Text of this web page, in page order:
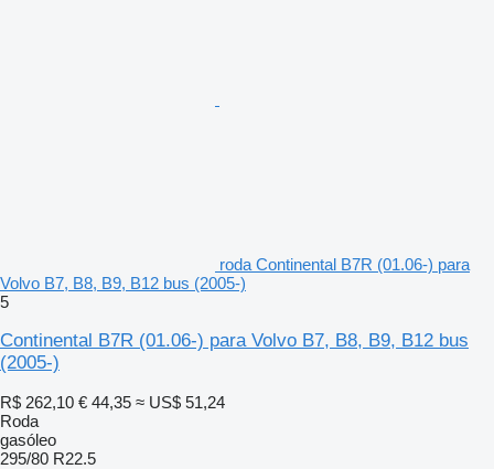
roda Continental B7R (01.06-) para
Volvo B7, B8, B9, B12 bus (2005-)
5
Continental B7R (01.06-) para Volvo B7, B8, B9, B12 bus
(2005-)
R$ 262,10 € 44,35 ≈ US$ 51,24
Roda
gasóleo
295/80 R22.5